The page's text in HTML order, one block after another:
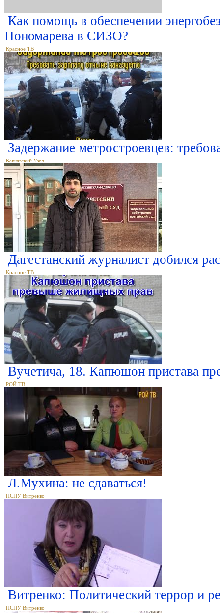
Как помощь в обеспечении
Пономарева в СИЗО?
Красное ТВ
Задержание метростроевцев:
Кавказский Узел
Дагестанский журналист добился
Красное ТВ
Вучетича, 18. Капюшон пристава
РОЙ ТВ
Л.Мухина: не сдаваться!
ПСПУ Витренко
Витренко: Политический террор и
ПСПУ Витренко